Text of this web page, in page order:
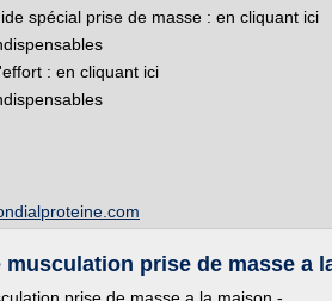
spécial prise de masse : en cliquant ici
: en cliquant ici
musculation prise de masse a